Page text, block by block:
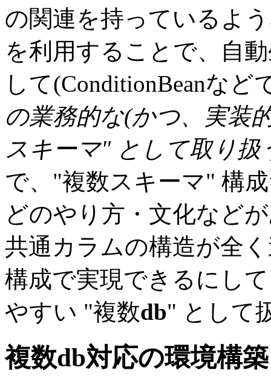
の関連を持っているよ
を利用することで、自
して(ConditionBeanな
の業務的な(かつ、実装
スキーマ" として取り扱
で、"複数スキーマ" 構
どのやり方・文化など
共通カラムの構造が全
構成で実現できるにし
やすい "複数db" として
複数db対応の環境構築